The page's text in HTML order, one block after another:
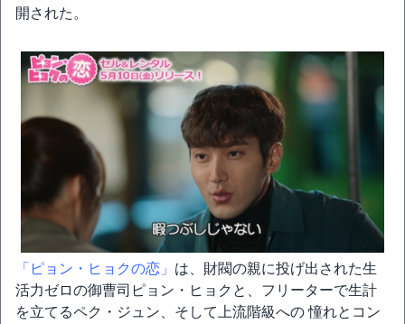
開された。
「ピョン・ヒョクの恋」 は、財閥の親に投げ出された生
活力ゼロの御曹司ピョン・ヒョクと、フリーターで生計
を立てるペク・ジュン、そして上流階級への 憧れとコン